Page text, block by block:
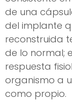
de una
del implante
reconstruida
de lo normal;
respuesta
organismo a
como propio.